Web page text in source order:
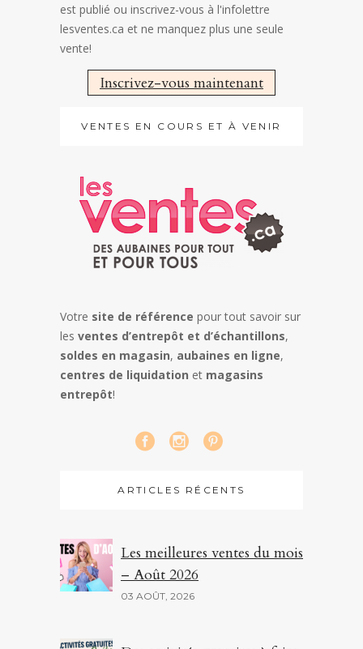
est publié ou inscrivez-vous à l'infolettre
lesventes.ca et ne manquez plus une seule
vente!
Inscrivez-vous maintenant
VENTES EN COURS ET À VENIR
Votre site de référence pour tout savoir sur
les ventes d’entrepôt et d’échantillons,
soldes en magasin, aubaines en ligne,
centres de liquidation et magasins
entrepôt!
ARTICLES RÉCENTS
Les meilleures ventes du mois
– Août 2026
03 AOÛT, 2026